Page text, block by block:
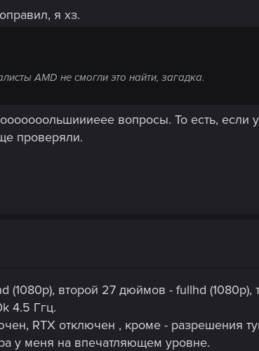
я хз.
AMD не смогли это найти, загадка.
вопросы. То есть, если
проверяли.
второй 27 дюймов - fullhd (1080p),
4.5 Ггц.
RTX отключен , кроме - разрешения
у меня на впечатляющем уровне.